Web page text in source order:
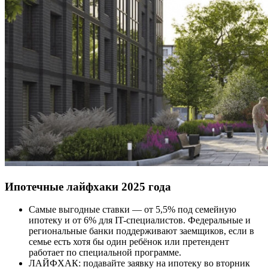
Ипотечные лайфхаки 2025 года
Самые выгодные ставки — от 5,5% под семейную
ипотеку и от 6% для IT-специалистов. Федеральные и
региональные банки поддерживают заемщиков, если в
семье есть хотя бы один ребёнок или претендент
работает по специальной программе.
ЛАЙФХАК: подавайте заявку на ипотеку во вторник